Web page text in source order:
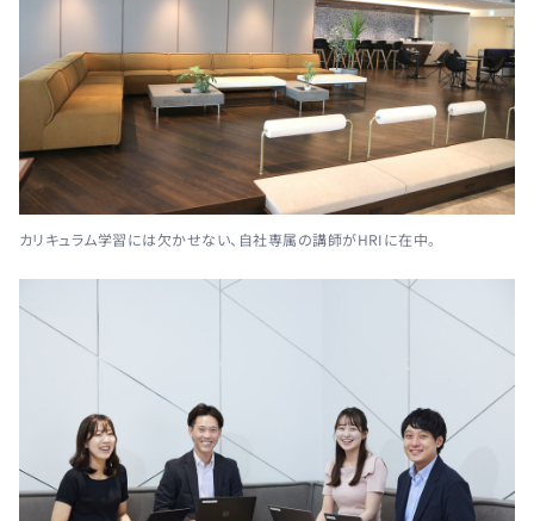
カリキュラム学習には欠かせない、自社専属の講師がHRIに在中。